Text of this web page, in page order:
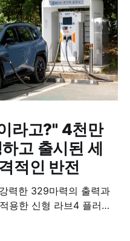
라고?" 4천만
고 출시된 세
적인 반전
력한 329마력의 출력과
용한 신형 라브4 플러그
70km 이상 주행할 수 있